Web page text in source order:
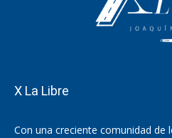
X La Libre
Con una creciente comunidad de